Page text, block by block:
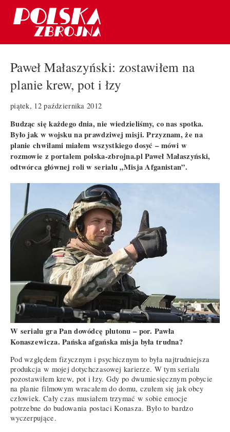
Paweł Małaszyński: zostawiłem na
planie krew, pot i łzy
piątek, 12 października 2012
Budząc się każdego dnia, nie wiedzieliśmy, co nas spotka.
Było jak w wojsku na prawdziwej misji. Przyznam, że na
planie chwilami miałem wszystkiego dosyć – mówi w
rozmowie z portalem polska-zbrojna.pl Paweł Małaszyński,
odtwórca głównej roli w serialu „Misja Afganistan”.
W serialu gra Pan dowódcę plutonu – por. Pawła
Konaszewicza. Pańska afgańska misja była trudna?
Pod względem fizycznym i psychicznym to była najtrudniejsza
produkcja w mojej dotychczasowej karierze. W tym serialu
pozostawiłem krew, pot i łzy. Gdy po dwumiesięcznym pobycie
na planie filmowym wracałem do domu, czułem się jak obcy
człowiek. Cały czas musiałem trzymać w sobie emocje
potrzebne do budowania postaci Konasza. Było to bardzo
wyczerpujące.